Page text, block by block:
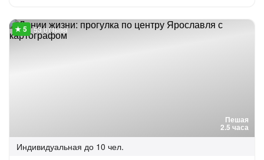
Пешая
2.5 часа
53 отзыва
Индивидуальная до 10 чел.